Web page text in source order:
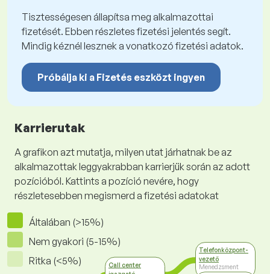
Tisztességesen állapítsa meg alkalmazottai
fizetését. Ebben részletes fizetési jelentés segít.
Mindig kéznél lesznek a vonatkozó fizetési adatok.
Próbálja ki a Fizetés eszközt ingyen
Karrierutak
A grafikon azt mutatja, milyen utat járhatnak be az
alkalmazottak leggyakrabban karrierjük során az adott
pozícióból. Kattints a pozíció nevére, hogy
részletesebben megismerd a fizetési adatokat
Általában (>15%)
Nem gyakori (5-15%)
Ritka (<5%)
Call center
Telefonközpont-
vezető
Menedzsment